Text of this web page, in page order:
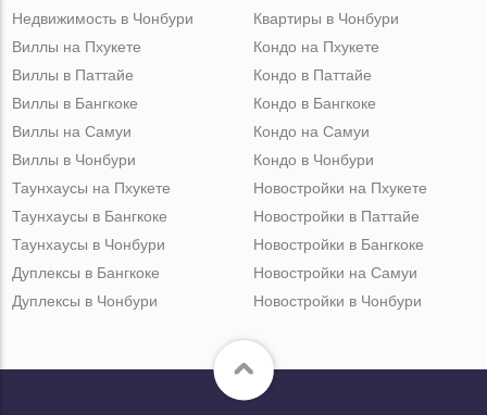
Недвижимость в Чонбури
Квартиры в Чонбури
Виллы на Пхукете
Виллы в Паттайе
Виллы в Бангкоке
Виллы на Самуи
Виллы в Чонбури
Кондо на Пхукете
Кондо в Паттайе
Кондо в Бангкоке
Кондо на Самуи
Кондо в Чонбури
Таунхаусы на Пхукете
Таунхаусы в Бангкоке
Таунхаусы в Чонбури
Дуплексы в Бангкоке
Дуплексы в Чонбури
Новостройки на Пхукете
Новостройки в Паттайе
Новостройки в Бангкоке
Новостройки на Самуи
Новостройки в Чонбури